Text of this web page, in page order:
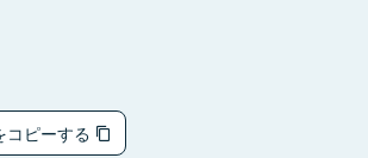
コピーする